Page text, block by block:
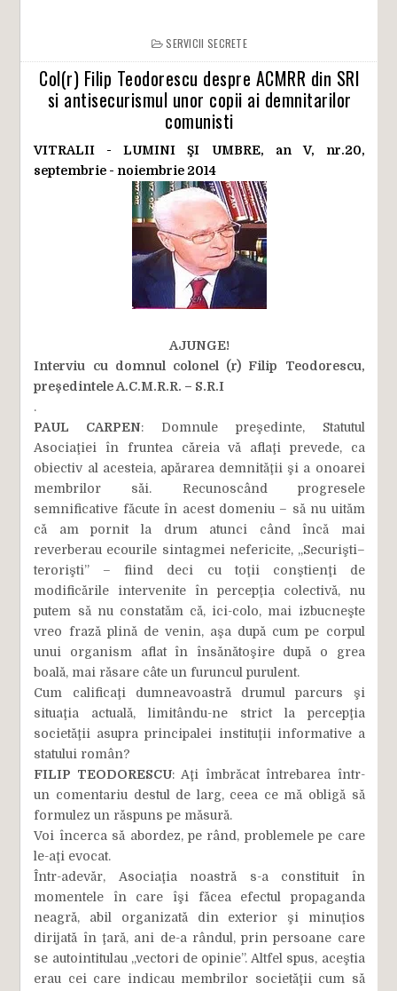
SERVICII SECRETE
Col(r) Filip Teodorescu despre ACMRR din SRI
si antisecurismul unor copii ai demnitarilor
comunisti
VITRALII - LUMINI ŞI UMBRE, an V, nr.20,
septembrie - noiembrie 2014
AJUNGE!
Interviu cu domnul colonel (r) Filip Teodorescu,
preşedintele A.C.M.R.R. – S.R.I
.
PAUL CARPEN: Domnule preşedinte, Statutul
Asociaţiei în fruntea căreia vă aflaţi prevede, ca
obiectiv al acesteia, apărarea demnităţii şi a onoarei
membrilor săi. Recunoscând progresele
semnificative făcute în acest domeniu – să nu uităm
că am pornit la drum atunci când încă mai
reverberau ecourile sintagmei nefericite, „Securişti–
terorişti” – fiind deci cu toţii conştienţi de
modificările intervenite în percepţia colectivă, nu
putem să nu constatăm că, ici-colo, mai izbucneşte
vreo frază plină de venin, aşa după cum pe corpul
unui organism aflat în însănătoşire după o grea
boală, mai răsare câte un furuncul purulent.
Cum calificaţi dumneavoastră drumul parcurs şi
situaţia actuală, limitându-ne strict la percepţia
societăţii asupra principalei instituţii informative a
statului român?
FILIP TEODORESCU: Aţi îmbrăcat întrebarea într-
un comentariu destul de larg, ceea ce mă obligă să
formulez un răspuns pe măsură.
Voi încerca să abordez, pe rând, problemele pe care
le-aţi evocat.
Într-adevăr, Asociaţia noastră s-a constituit în
momentele în care îşi făcea efectul propaganda
neagră, abil organizată din exterior şi minuţios
dirijată în ţară, ani de-a rândul, prin persoane care
se autointitulau „vectori de opinie”. Altfel spus, aceştia
erau cei care indicau membrilor societăţii cum să